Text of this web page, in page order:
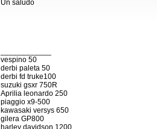
Un saludo
vespino 50
derbi paleta 50
derbi fd truke100
suzuki gsxr 750R
Aprilia leonardo 250
piaggio x9-500
kawasaki versys 650
gilera GP800
harley davidson 1200